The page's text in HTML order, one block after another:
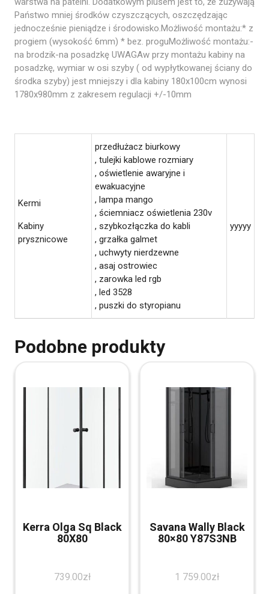
Państwo mniej środków czyszczących, oszczędzając
jednocześnie pieniądze i środowisko.Możliwość montażu:* z
progiem (wysokość 6mm) * bez. proguMożliwość montażu:-
na brodzik-na posadzkę UWAGAw przy montażu kabiny na
posadzkę, wymiar w osi szyby ( od wypłytkowanej ściany do
środka szyby) jest mniejszy i dla kabiny 180x100cm wynosi
1780x980mm z zakresem regulacji +/-10mm
Kermi
Kabiny
prysznicowe
przedłużacz biurkowy
, tulejki kablowe rozmiary
, oświetlenie awaryjne i
ewakuacyjne
, lampa mango
, ściemniacz oświetlenia 230v
, szybkozłączka do kabli
, grzałka galmet
, uchwyty nierdzewne
, asaj ostrowiec
, zarowka led rgb
, led 3528
, puszki do styropianu
yyyyy
Podobne produkty
Kerra Olga Sq Black
80X80
739.00zł
Savana Wally Black
80×80 Y87S3NB
1 759.00zł